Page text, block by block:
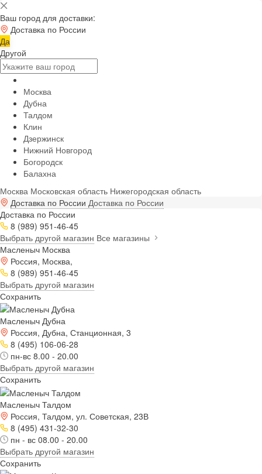
Ваш город для доставки:
Доставка по России
Да
Другой
Москва
Дубна
Талдом
Клин
Дзержинск
Нижний Новгород
Богородск
Балахна
Москва Московская область Нижегородская область
Доставка по России Доставка по России
Доставка по России
8 (989) 951-46-45
Выбрать другой магазин Все магазины
Масленыч Москва
Россия, Москва,
8 (989) 951-46-45
Выбрать другой магазин
Сохранить
Масленыч Дубна
Россия, Дубна, Станционная, 3
8 (495) 106-06-28
пн-вс 8.00 - 20.00
Выбрать другой магазин
Сохранить
Масленыч Талдом
Россия, Талдом, ул. Советская, 23В
8 (495) 431-32-30
пн - вс 08.00 - 20.00
Выбрать другой магазин
Сохранить